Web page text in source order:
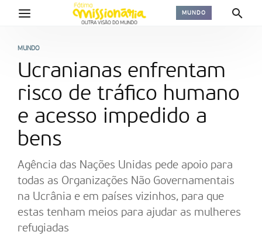
MUNDO
MUNDO
Ucranianas enfrentam
risco de tráfico humano
e acesso impedido a
bens
Agência das Nações Unidas pede apoio para
todas as Organizações Não Governamentais
na Ucrânia e em países vizinhos, para que
estas tenham meios para ajudar as mulheres
refugiadas